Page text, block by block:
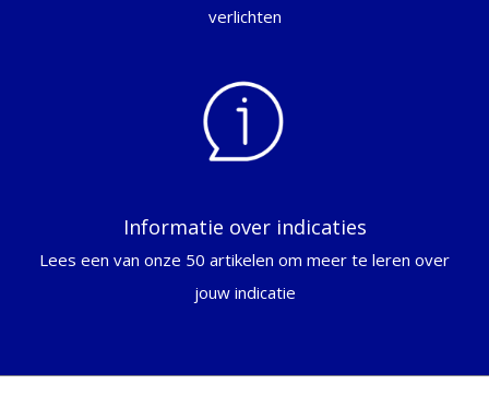
verlichten
Informatie over indicaties
Lees een van onze 50 artikelen om meer te leren over
jouw indicatie